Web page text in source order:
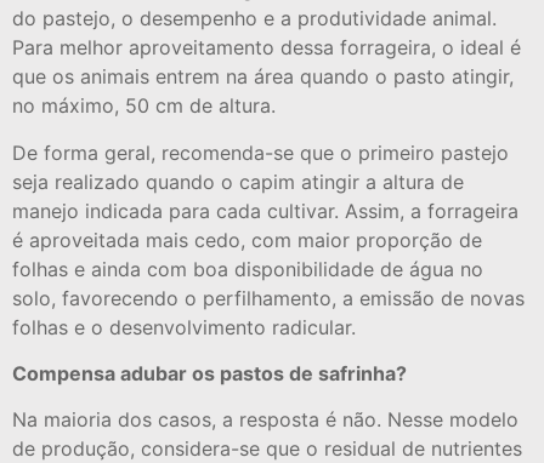
do pastejo, o desempenho e a produtividade animal.
Para melhor aproveitamento dessa forrageira, o ideal é
que os animais entrem na área quando o pasto atingir,
no máximo, 50 cm de altura.
De forma geral, recomenda-se que o primeiro pastejo
seja realizado quando o capim atingir a altura de
manejo indicada para cada cultivar. Assim, a forrageira
é aproveitada mais cedo, com maior proporção de
folhas e ainda com boa disponibilidade de água no
solo, favorecendo o perfilhamento, a emissão de novas
folhas e o desenvolvimento radicular.
Compensa adubar os pastos de safrinha?
Na maioria dos casos, a resposta é não. Nesse modelo
de produção, considera-se que o residual de nutrientes